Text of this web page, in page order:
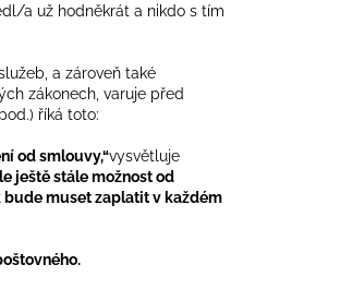
a už hodněkrát a nikdo s tím
a zároveň také
zákonech, varuje před
říká toto:
od smlouvy,“vysvětluje
ještě stále možnost od
muset zaplatit v každém